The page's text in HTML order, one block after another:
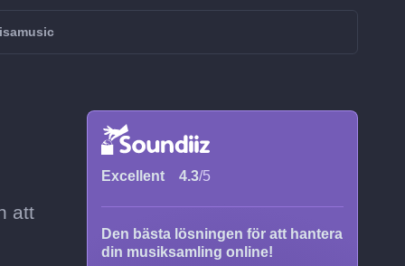
att
Excellent 4.3/5
Den bästa lösningen för att hantera
din musiksamling online!